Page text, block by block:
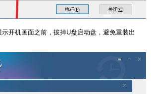
开机画面之前，拔掉U盘启动盘，避免重装出